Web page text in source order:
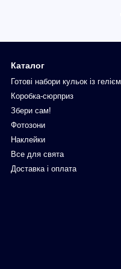
Каталог
Готові набори кульок із гелієм
Коробка-сюрприз
Збери сам!
Фотозони
Наклейки
Все для свята
Доставка і оплата